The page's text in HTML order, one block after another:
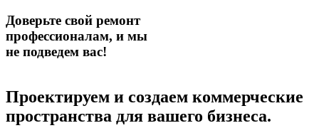
Доверьте свой ремонт
профессионалам, и мы
не подведем вас!
Проектируем и создаем коммерческие
пространства для вашего бизнеса.